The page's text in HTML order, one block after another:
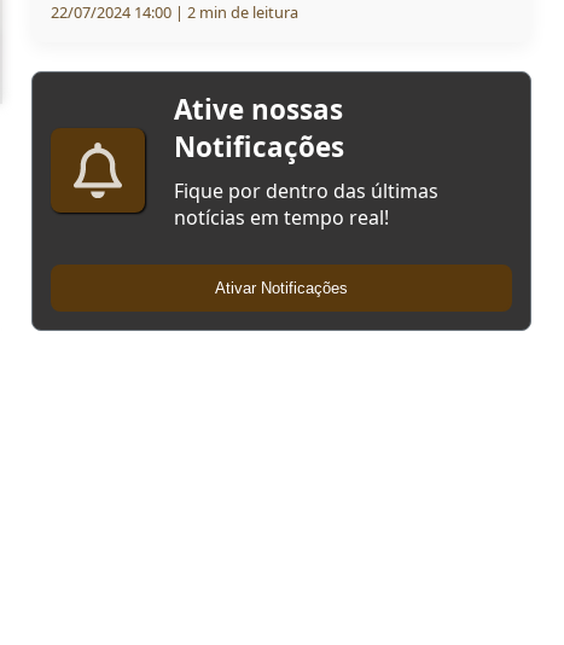
22/07/2024 14:00 | 2 min de leitura
Ative nossas
Notificações
Fique por dentro das últimas
notícias em tempo real!
Ativar Notificações